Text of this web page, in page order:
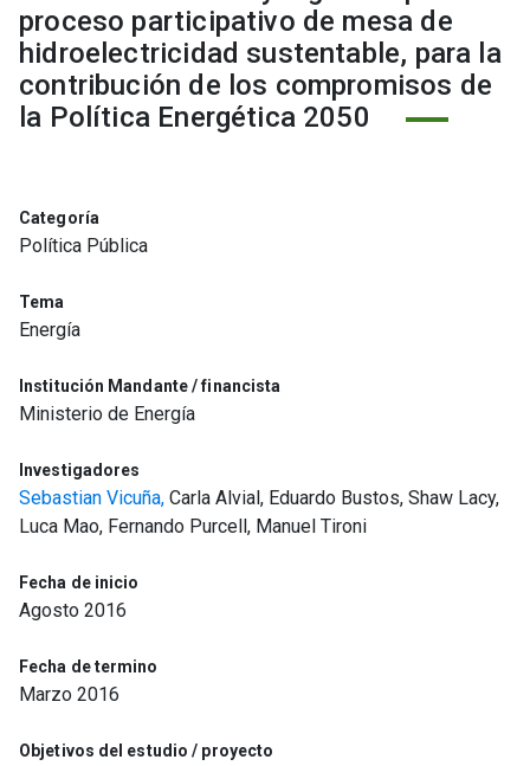
proceso participativo de mesa de
hidroelectricidad sustentable, para la
contribución de los compromisos de
la Política Energética 2050
Categoría
Política Pública
Tema
Energía
Institución Mandante / financista
Ministerio de Energía
Investigadores
Sebastian Vicuña, Carla Alvial, Eduardo Bustos, Shaw Lacy,
Luca Mao, Fernando Purcell, Manuel Tironi
Fecha de inicio
Agosto 2016
Fecha de termino
Marzo 2016
Objetivos del estudio / proyecto